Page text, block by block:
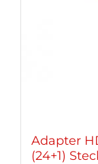
Adapter
(24+1)